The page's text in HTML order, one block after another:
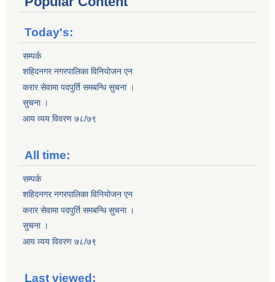
Today's:
सम्पर्क
शहिदनगर नगरपालिका विनियोजन एन
करार सेवामा पदपुर्ति समबन्धि सुचना ।
सुचना ।
आय व्यय विवरण ७८/७९
All time:
सम्पर्क
शहिदनगर नगरपालिका विनियोजन एन
करार सेवामा पदपुर्ति समबन्धि सुचना ।
सुचना ।
आय व्यय विवरण ७८/७९
Last viewed: